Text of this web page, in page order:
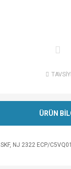
ÜRÜN
SKF, NJ 2322 ECP/